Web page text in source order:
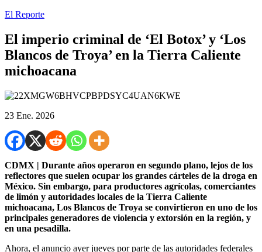
El Reporte
El imperio criminal de ‘El Botox’ y ‘Los
Blancos de Troya’ en la Tierra Caliente
michoacana
23 Ene. 2026
CDMX | Durante años operaron en segundo plano, lejos de los
reflectores que suelen ocupar los grandes cárteles de la droga en
México. Sin embargo, para productores agrícolas, comerciantes
de limón y autoridades locales de la Tierra Caliente
michoacana, Los Blancos de Troya se convirtieron en uno de los
principales generadores de violencia y extorsión en la región, y
en una pesadilla.
Ahora, el anuncio ayer jueves por parte de las autoridades federales